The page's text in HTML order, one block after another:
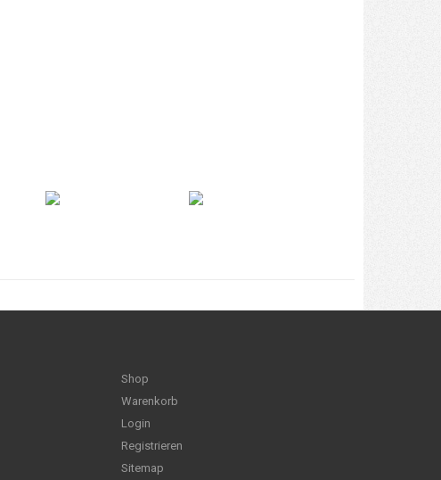
Shop
Warenkorb
Login
Registrieren
Sitemap